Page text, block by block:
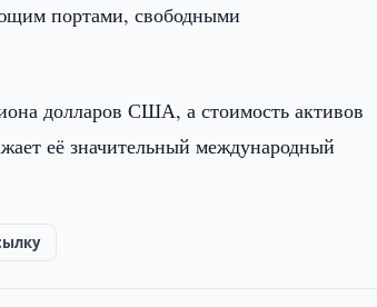
портами, свободными
долларов США, а стоимость активов
её значительный международный